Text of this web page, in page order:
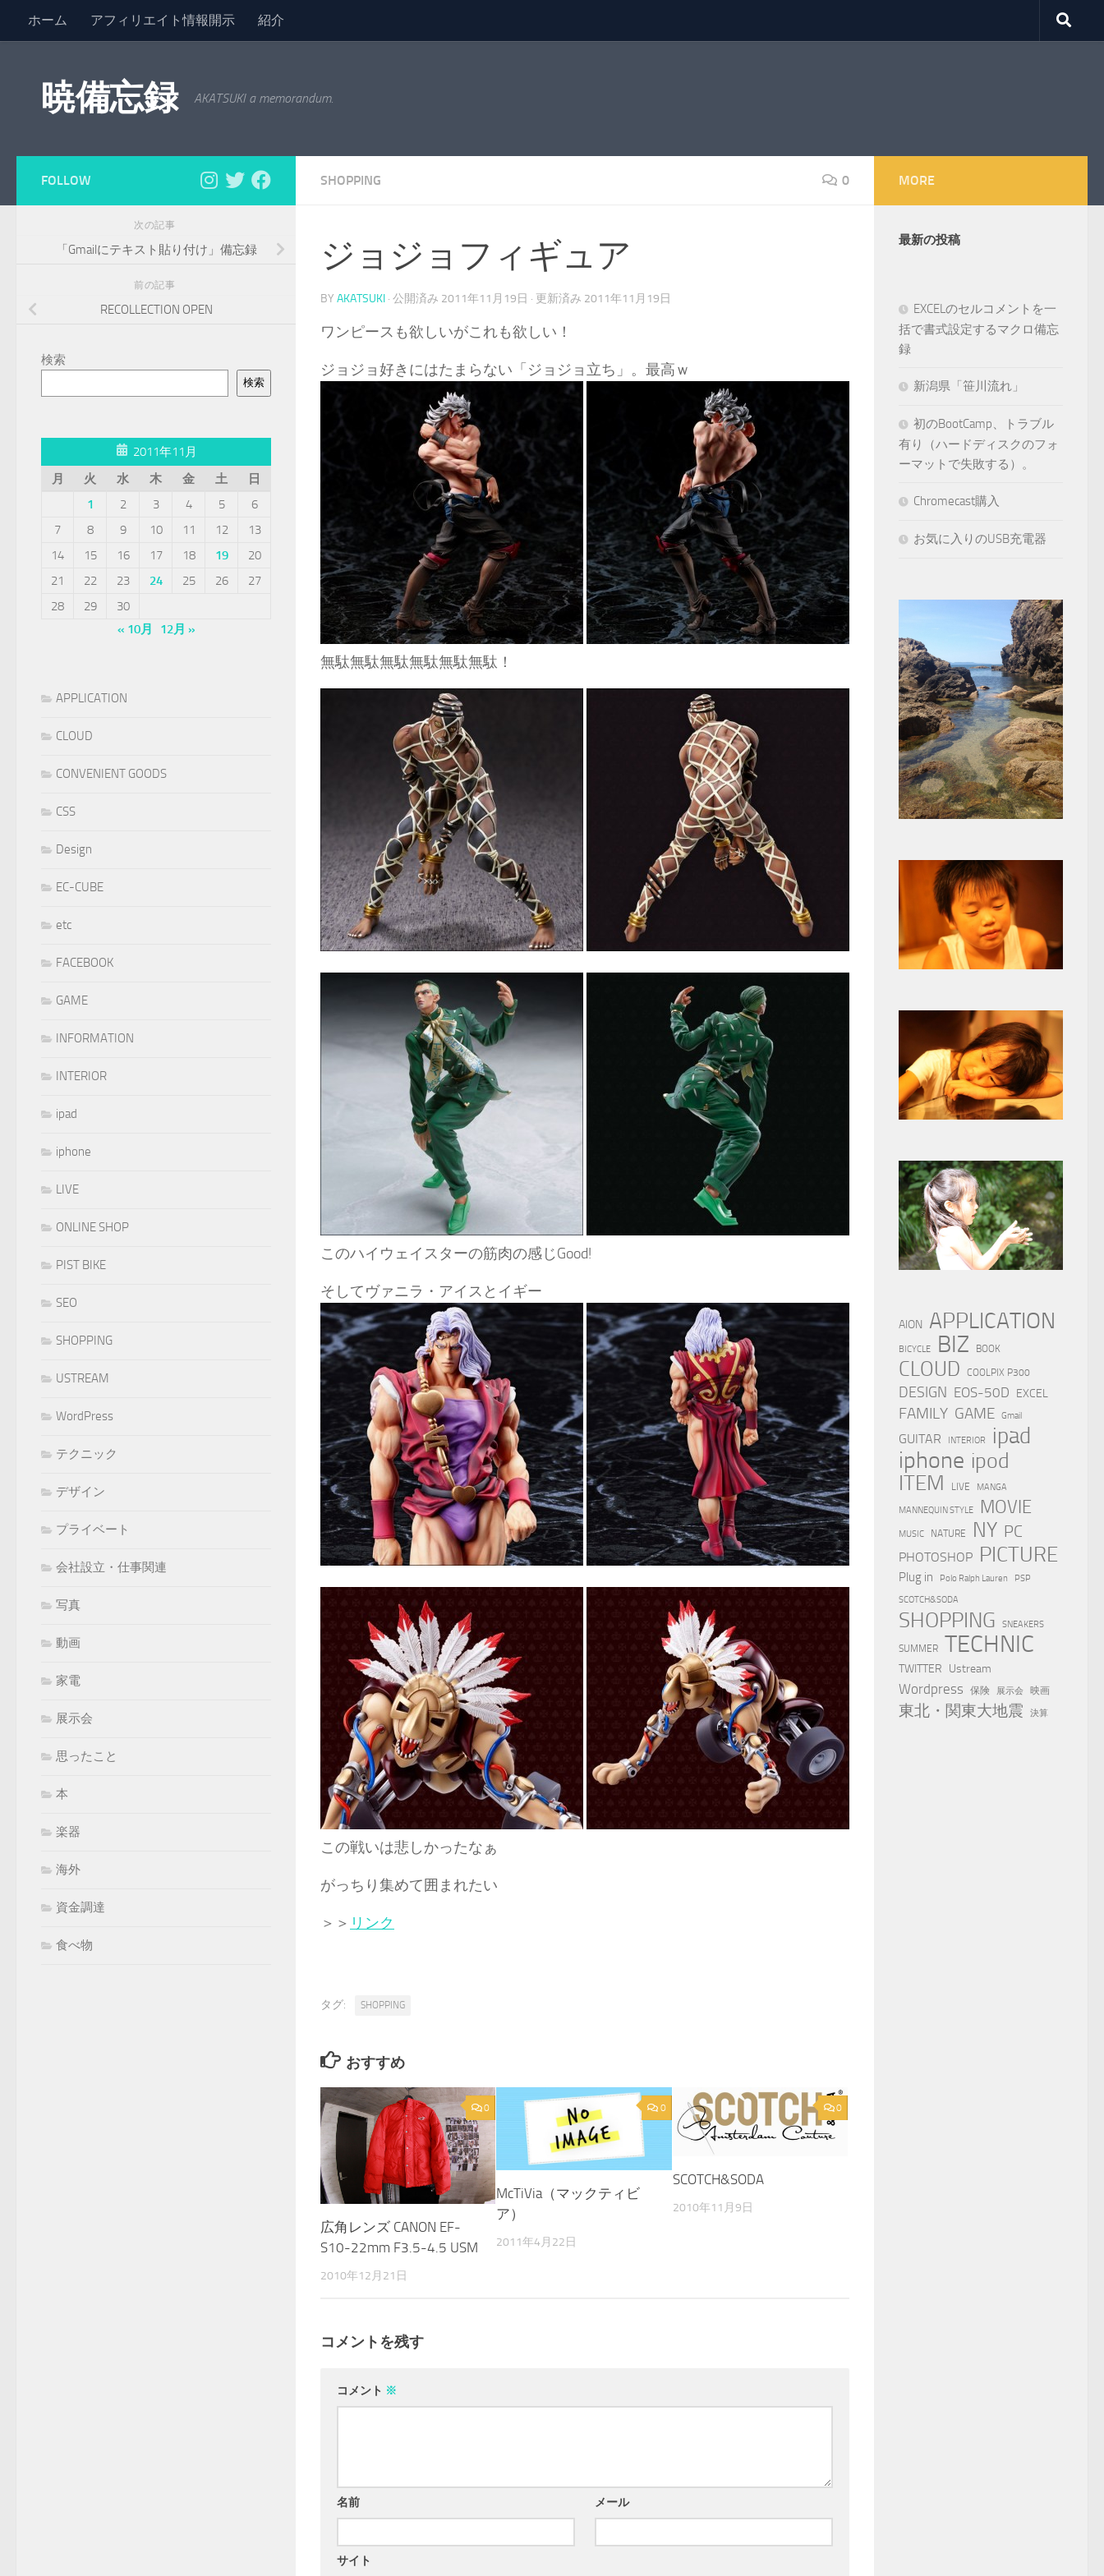
コンテンツへスキップ
ホーム アフィリエイト情報開示 紹介
暁備忘録 AKATSUKI a memorandum.
SHOPPING 0
ジョジョフィギュア
BY AKATSUKI · 公開済み 2011年11月19日 · 更新済み 2011年11月19日
ワンピースも欲しいがこれも欲しい！
ジョジョ好きにはたまらない「ジョジョ立ち」。最高ｗ
無駄無駄無駄無駄無駄無駄！
このハイウェイスターの筋肉の感じGood!
そしてヴァニラ・アイスとイギー
この戦いは悲しかったなぁ
がっちり集めて囲まれたい
＞＞ リンク
タグ: SHOPPING
おすすめ
0
広角レンズ CANON EF-
S10-22mm F3.5-4.5 USM
2010年12月21日
0
McTiVia（マックティビ
ア）
2011年4月22日
0
SCOTCH&SODA
2010年11月9日
コメントを残す
コメント ※
名前 メール
サイト
FOLLOW
次の記事
「Gmailにテキスト貼り付け」備忘録
前の記事
RECOLLECTION OPEN
検索
検索
2011年11月
月
火 水 木 金 土
日
1
2 3 4 5
6
7
8 9 10 11 12
13
14
15 16 17 18 19
20
21
22 23 24 25 26
27
28
29
30
« 10月
12月 »
APPLICATION
CLOUD
CONVENIENT GOODS
CSS
Design
EC-CUBE
etc
FACEBOOK
GAME
INFORMATION
INTERIOR
ipad
iphone
LIVE
ONLINE SHOP
PIST BIKE
SEO
SHOPPING
USTREAM
WordPress
テクニック
デザイン
プライベート
会社設立・仕事関連
写真
動画
家電
展示会
思ったこと
本
楽器
海外
資金調達
食べ物
MORE
最新の投稿
EXCELのセルコメントを一
括で書式設定するマクロ備忘
録
新潟県「笹川流れ」
初のBootCamp、トラブル
有り（ハードディスクのフォ
ーマットで失敗する）。
Chromecast購入
お気に入りのUSB充電器
AION APPLICATION
BICYCLE BIZ BOOK
CLOUD COOLPIX P300
DESIGN EOS-50D EXCEL
FAMILY GAME Gmail
GUITAR INTERIOR ipad
iphone ipod
ITEM
LIVE MANGA
MANNEQUIN STYLE MOVIE
MUSIC NATURE NY PC
PHOTOSHOP PICTURE
Plug in Polo Ralph Lauren
PSP
SCOTCH&SODA
SHOPPING SNEAKERS
SUMMER TECHNIC
TWITTER Ustream
Wordpress 保険 展示会 映画
東北・関東大地震 決算